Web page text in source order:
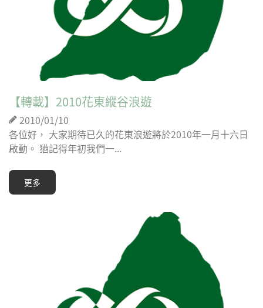
【轉載】2010花東縱谷浪遊
2010/01/10
各位好， 大家期待已久的花東浪遊將於2010年一月十六日
啟動。 猶記得年初我們一...
更多